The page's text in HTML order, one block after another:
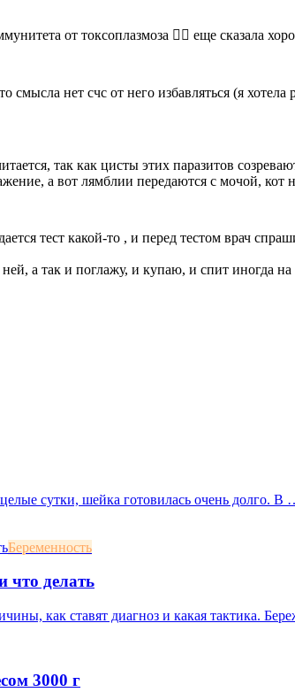
от токсоплазмоза 🤷‍♀️ еще сказала
смысла нет счс от него избавляться (я
так как цисты этих паразитов
а вот лямблии передаются с мочой,
тест какой-то , и перед тестом врач
а так и поглажу, и купаю, и спит иногда
сутки, шейка готовилась очень долго. В
Беременность
что делать
как ставят диагноз и какая тактика.
3000 г